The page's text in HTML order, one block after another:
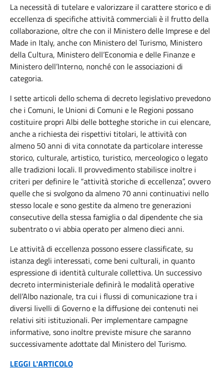
La necessità di tutelare e valorizzare il carattere storico e di
eccellenza di specifiche attività commerciali è il frutto della
collaborazione, oltre che con il Ministero delle Imprese e del
Made in Italy, anche con Ministero del Turismo, Ministero
della Cultura, Ministero dell’Economia e delle Finanze e
Ministero dell’Interno, nonché con le associazioni di
categoria.
I sette articoli dello schema di decreto legislativo prevedono
che i Comuni, le Unioni di Comuni e le Regioni possano
costituire propri Albi delle botteghe storiche in cui elencare,
anche a richiesta dei rispettivi titolari, le attività con
almeno 50 anni di vita connotate da particolare interesse
storico, culturale, artistico, turistico, merceologico o legato
alle tradizioni locali. Il provvedimento stabilisce inoltre i
criteri per definire le “attività storiche di eccellenza”, ovvero
quelle che si svolgono da almeno 70 anni continuativi nello
stesso locale e sono gestite da almeno tre generazioni
consecutive della stessa famiglia o dal dipendente che sia
subentrato o vi abbia operato per almeno dieci anni.
Le attività di eccellenza possono essere classificate, su
istanza degli interessati, come beni culturali, in quanto
espressione di identità culturale collettiva. Un successivo
decreto interministeriale definirà le modalità operative
dell’Albo nazionale, tra cui i flussi di comunicazione tra i
diversi livelli di Governo e la diffusione dei contenuti nei
relativi siti istituzionali. Per implementare campagne
informative, sono inoltre previste misure che saranno
successivamente adottate dal Ministero del Turismo.
LEGGI L'ARTICOLO